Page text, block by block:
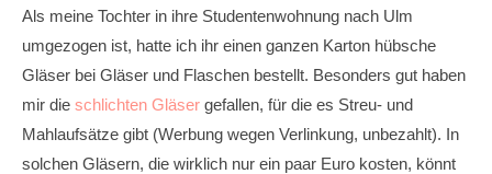
Als meine Tochter in ihre Studentenwohnung nach Ulm
umgezogen ist, hatte ich ihr einen ganzen Karton hübsche
Gläser bei Gläser und Flaschen bestellt. Besonders gut haben
mir die schlichten Gläser gefallen, für die es Streu- und
Mahlaufsätze gibt (Werbung wegen Verlinkung, unbezahlt). In
solchen Gläsern, die wirklich nur ein paar Euro kosten, könnt